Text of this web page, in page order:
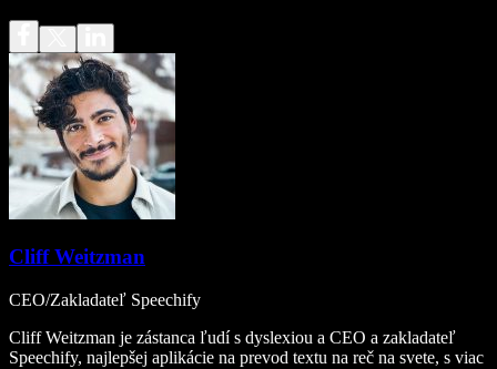
Cliff Weitzman
CEO/Zakladateľ Speechify
Cliff Weitzman je zástanca ľudí s dyslexiou a CEO a zakladateľ
Speechify, najlepšej aplikácie na prevod textu na reč na svete, s viac